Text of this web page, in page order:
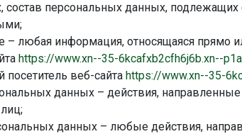
состав персональных данных,
любая информация, относящаяся прямо
https://www.xn--35-6kcafxb2cfh6j6b.xn--
веб-сайта https://www.xn--35-
данных – действия,
данных – любые действия,